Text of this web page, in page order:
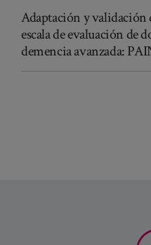
Adaptación y validación
escala de evaluación de
demencia avanzada: